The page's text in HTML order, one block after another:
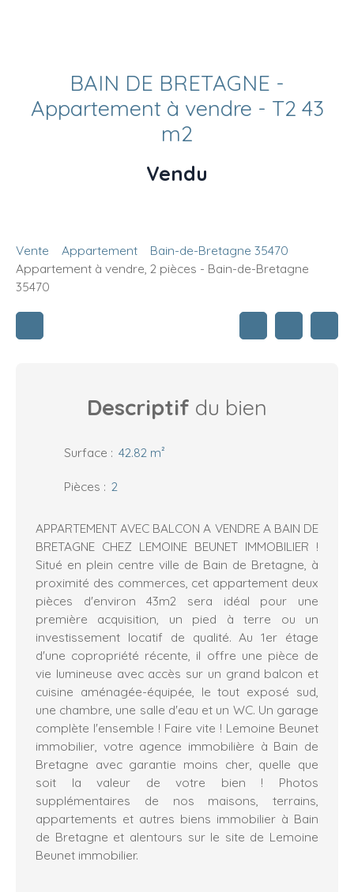
BAIN DE BRETAGNE -
Appartement à vendre - T2 43
m2
Vendu
Vente Appartement
Bain-de-Bretagne 35470
Appartement à vendre, 2 pièces - Bain-de-Bretagne
35470
Descriptif du bien
Surface : 42.82 m²
Pièces : 2
APPARTEMENT AVEC BALCON A VENDRE A BAIN DE
BRETAGNE CHEZ LEMOINE BEUNET IMMOBILIER !
Situé en plein centre ville de Bain de Bretagne, à
proximité des commerces, cet appartement deux
pièces d'environ 43m2 sera idéal pour une
première acquisition, un pied à terre ou un
investissement locatif de qualité. Au 1er étage
d'une copropriété récente, il offre une pièce de
vie lumineuse avec accès sur un grand balcon et
cuisine aménagée-équipée, le tout exposé sud,
une chambre, une salle d'eau et un WC. Un garage
complète l'ensemble ! Faire vite ! Lemoine Beunet
immobilier, votre agence immobilière à Bain de
Bretagne avec garantie moins cher, quelle que
soit la valeur de votre bien ! Photos
supplémentaires de nos maisons, terrains,
appartements et autres biens immobilier à Bain
de Bretagne et alentours sur le site de Lemoine
Beunet immobilier.